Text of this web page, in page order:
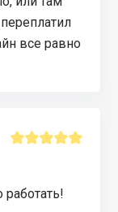
все равно